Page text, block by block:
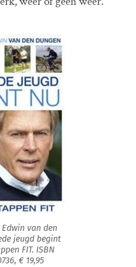
van den
jeugd begint
FIT. ISBN
€ 19,95